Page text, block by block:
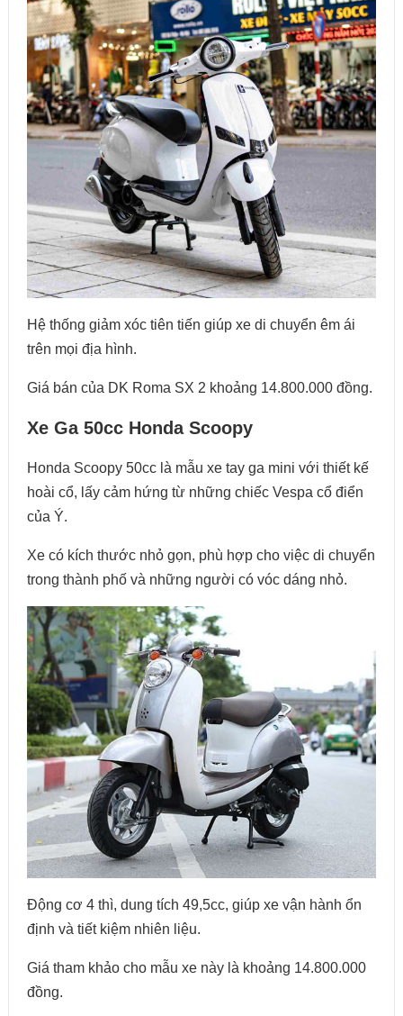
Hệ thống giảm xóc tiên tiến giúp xe di chuyển êm ái
trên mọi địa hình.
Giá bán của DK Roma SX 2 khoảng 14.800.000 đồng.
Xe Ga 50cc Honda Scoopy
Honda Scoopy 50cc là mẫu xe tay ga mini với thiết kế
hoài cổ, lấy cảm hứng từ những chiếc Vespa cổ điển
của Ý.
Xe có kích thước nhỏ gọn, phù hợp cho việc di chuyển
trong thành phố và những người có vóc dáng nhỏ.
Động cơ 4 thì, dung tích 49,5cc, giúp xe vận hành ổn
định và tiết kiệm nhiên liệu.
Giá tham khảo cho mẫu xe này là khoảng 14.800.000
đồng.